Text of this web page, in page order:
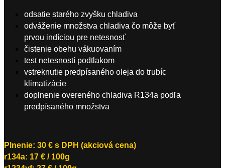
odsatie starého zvyšku chladiva
odváženie množstva chladiva čo môže byť
prvou indíciou pre netesnosť
čistenie obehu vákuovaním
test netesností podtlakom
vstreknutie predpísaného oleja do trubíc
klimatizácie
doplnenie overeného chladiva R134a podľa
predpísaného množstva
Plnenie: 30 € s DPH (akciová cena)
r134a: 17 € / 100g